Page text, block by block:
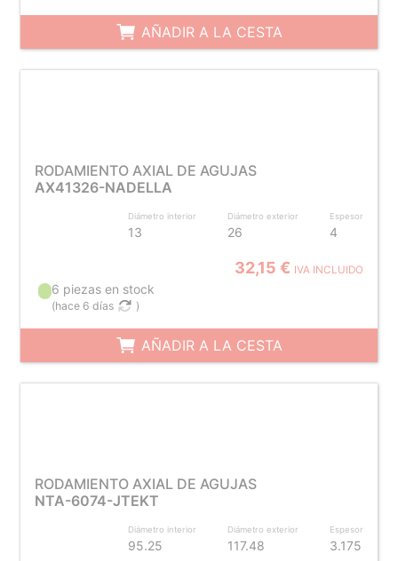
AÑADIR A LA CESTA
RODAMIENTO AXIAL DE AGUJAS
AX41326-NADELLA
Diámetro interior
13
Diámetro exterior
26
Espesor
4
32,15 € IVA INCLUIDO
6 piezas en stock
(hace 6 días )
AÑADIR A LA CESTA
RODAMIENTO AXIAL DE AGUJAS
NTA-6074-JTEKT
Diámetro interior
95.25
Diámetro exterior
117.48
Espesor
3.175